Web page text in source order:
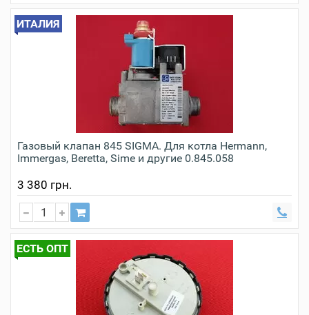
ИТАЛИЯ
Газовый клапан 845 SIGMA. Для котла Hermann,
Immergas, Beretta, Sime и другие 0.845.058
3 380 грн.
ЕСТЬ ОПТ